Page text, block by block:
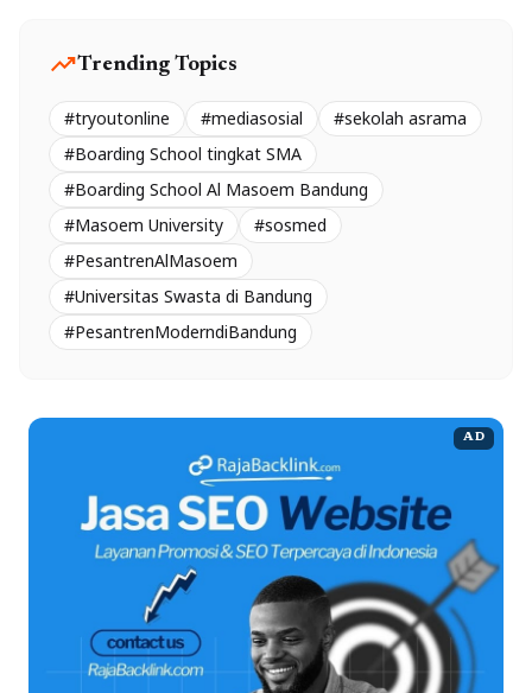
trending_upTrending Topics
#tryoutonline #mediasosial
#sekolah asrama
#Boarding School tingkat SMA
#Boarding School Al Masoem Bandung
#Masoem University
#sosmed
#PesantrenAlMasoem
#Universitas Swasta di Bandung
#PesantrenModerndiBandung
AD